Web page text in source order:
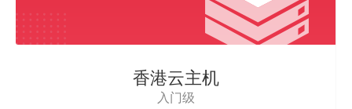
香港云主机
入门级